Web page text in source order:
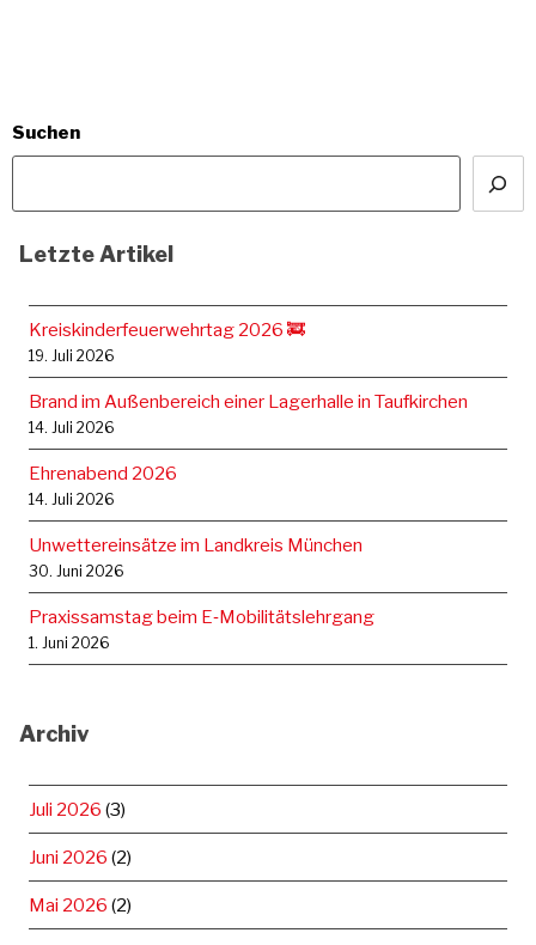
Suchen
Letzte Artikel
Kreiskinderfeuerwehrtag 2026 🚒
19. Juli 2026
Brand im Außenbereich einer Lagerhalle in Taufkirchen
14. Juli 2026
Ehrenabend 2026
14. Juli 2026
Unwettereinsätze im Landkreis München
30. Juni 2026
Praxissamstag beim E‑Mobilitätslehrgang
1. Juni 2026
Archiv
Juli 2026 (3)
Juni 2026 (2)
Mai 2026 (2)